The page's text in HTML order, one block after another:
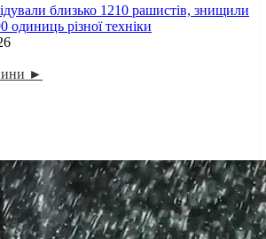
близько 1210 рашистів, знищили
різної техніки
►